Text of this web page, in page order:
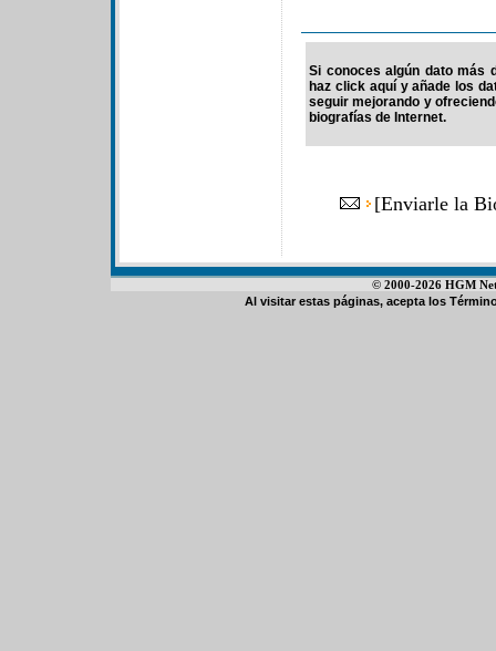
Si conoces algún dato más
haz click aquí y añade los
seguir mejorando y
biografías de Internet.
[Enviarle la
© 2000-2026 HGM
Al visitar estas páginas, acepta los